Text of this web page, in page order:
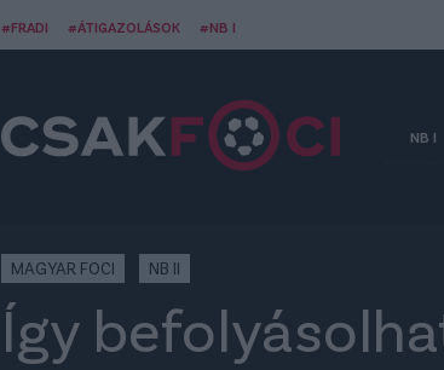
#FRADI #ÁTIGAZOLÁSOK #NB I
NB I
MAGYAR FOCI NB II
Így